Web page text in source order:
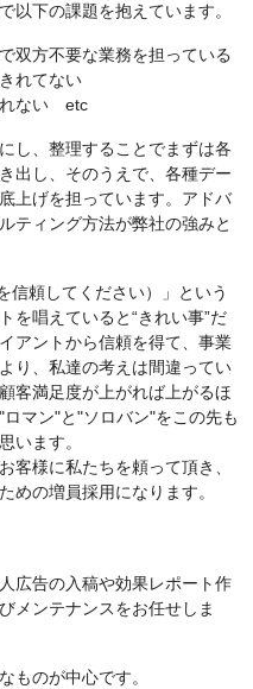
以下の課題を抱えています。
双方不要な業務を担っている
れてない
れない etc
し、整理することでまずは各
出し、そのうえで、各種デー
上げを担っています。アドバ
ティング方法が弊社の強みと
信頼してください）」という
を唱えていると“きれい事”だ
アントから信頼を得て、事業
り、私達の考えは間違ってい
客満足度が上がれば上がるほ
マン"と"ソロバン"をこの先も
います。
客様に私たちを頼って頂き、
めの増員採用になります。
広告の入稿や効果レポート作
メンテナンスをお任せしま
ものが中心です。